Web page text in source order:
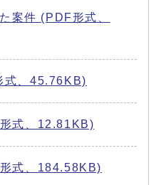
案件 (PDF形式、
式、45.76KB)
式、12.81KB)
式、184.58KB)